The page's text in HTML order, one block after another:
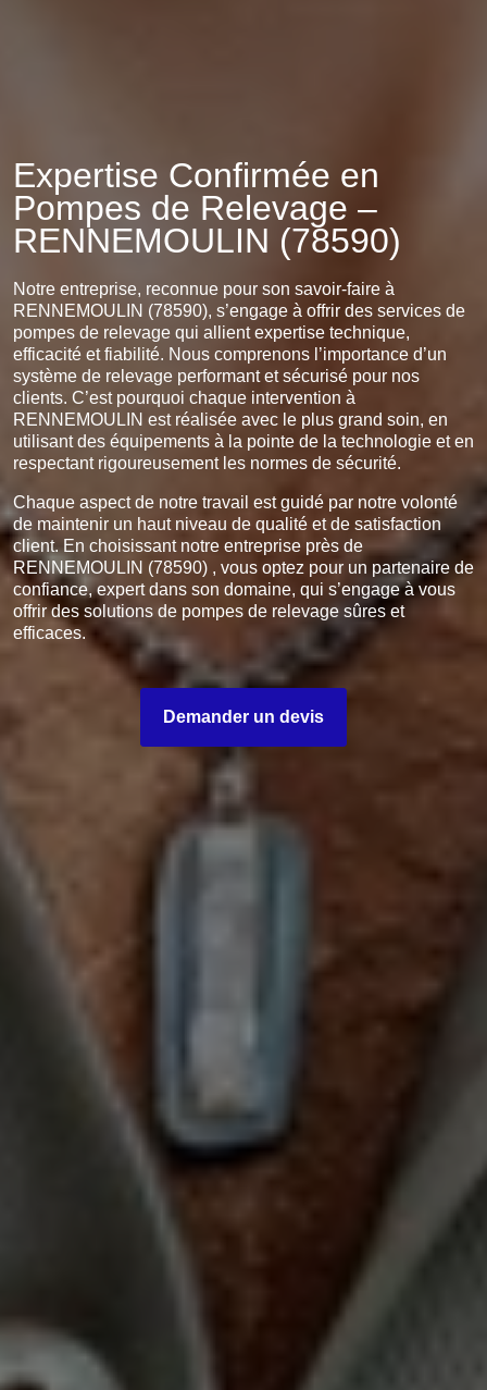
Expertise Confirmée en
Pompes de Relevage –
RENNEMOULIN (78590)
Notre entreprise, reconnue pour son savoir-faire à
RENNEMOULIN (78590), s’engage à offrir des services de
pompes de relevage qui allient expertise technique,
efficacité et fiabilité. Nous comprenons l’importance d’un
système de relevage performant et sécurisé pour nos
clients. C’est pourquoi chaque intervention à
RENNEMOULIN est réalisée avec le plus grand soin, en
utilisant des équipements à la pointe de la technologie et en
respectant rigoureusement les normes de sécurité.
Chaque aspect de notre travail est guidé par notre volonté
de maintenir un haut niveau de qualité et de satisfaction
client. En choisissant notre entreprise près de
RENNEMOULIN (78590) , vous optez pour un partenaire de
confiance, expert dans son domaine, qui s’engage à vous
offrir des solutions de pompes de relevage sûres et
efficaces.
Demander un devis